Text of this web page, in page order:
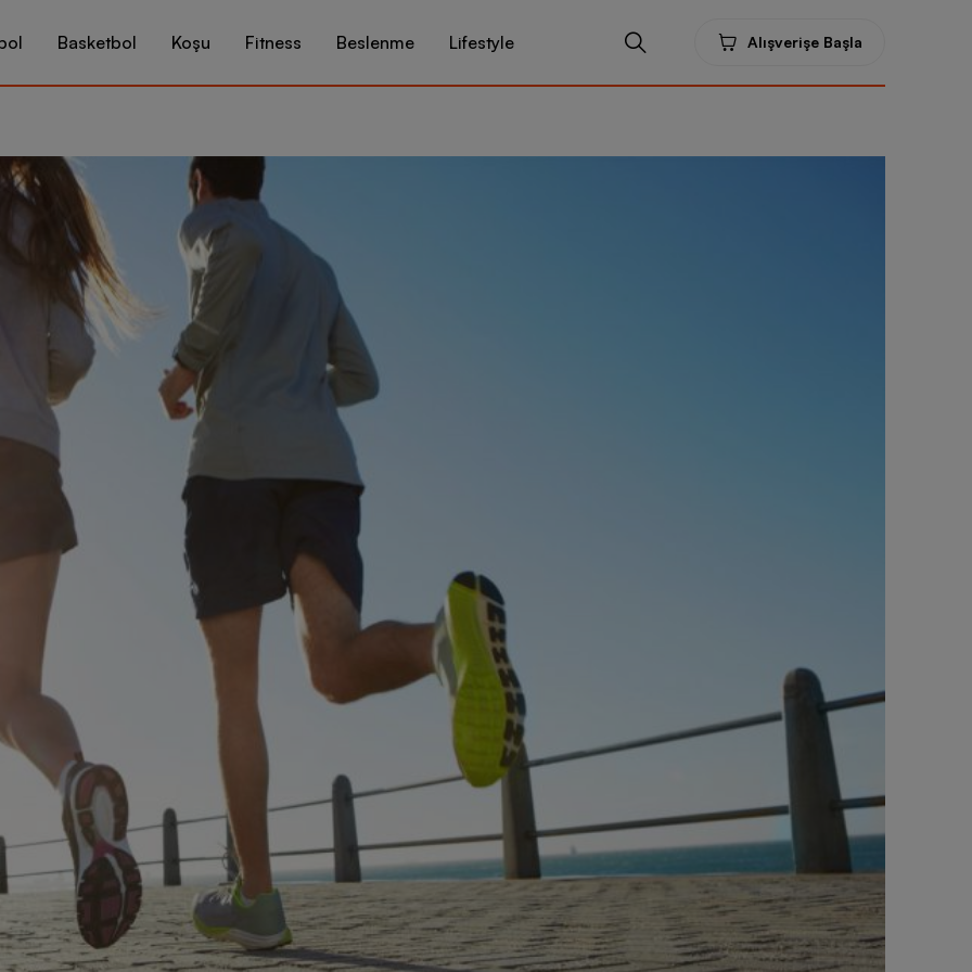
Basketbol Koşu Fitness Beslenme Lifestyle Alışverişe Başla